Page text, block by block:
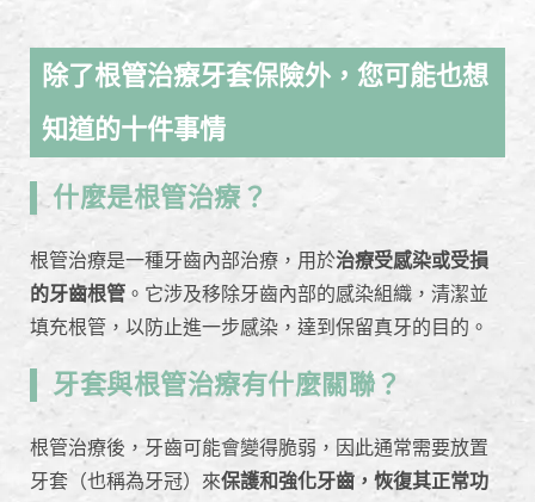
除了根管治療牙套保險外，您可能也想
知道的十件事情
什麼是根管治療？
根管治療是一種牙齒內部治療，用於治療受感染或受損
的牙齒根管 。它涉及移除牙齒內部的感染組織，清潔並
填充根管，以防止進一步感染，達到保留真牙的目的。
牙套與根管治療有什麼關聯？
根管治療後，牙齒可能會變得脆弱，因此通常需要放置
牙套（也稱為牙冠）來保護和強化牙齒，恢復其正常功